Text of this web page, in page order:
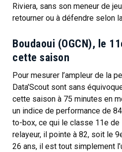
Riviera, sans son meneur de
retourner ou à défendre selon
Boudaoui (OGCN), le
cette saison
Pour mesurer l’ampleur de la
Data’Scout sont sans
cette saison à 75 minutes en
un indice de performance de
to-box, ce qui le classe 11e de
relayeur, il pointe à 82, soit le
26 ans, il est tout simplement